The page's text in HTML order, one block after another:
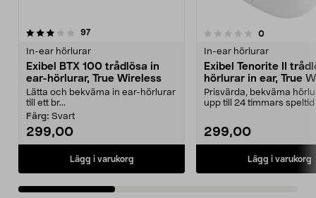
97recensioner
In-ear hörlurar
Exibel BTX 100 trådlösa in
ear-hörlurar, True Wireless
Lätta och bekväma in ear-hörlurar
till ett br...
Färg: Svart
299,00
Lägg i varukorg
0.0 av 5 stjärnor 0recensioner
In-ear hörlurar
Exibel Tenorite II
hörlurar in ear, True
Prisvärda, bekväma
upp till 24 timmars
299,00
Lägg i varukorg
4.0av 5 stjärnor